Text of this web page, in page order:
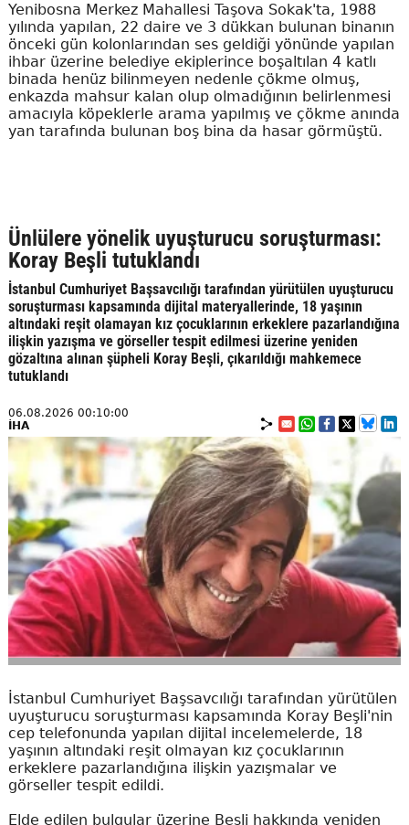
Yenibosna Merkez Mahallesi Taşova Sokak'ta, 1988
yılında yapılan, 22 daire ve 3 dükkan bulunan binanın
önceki gün kolonlarından ses geldiği yönünde yapılan
ihbar üzerine belediye ekiplerince boşaltılan 4 katlı
binada henüz bilinmeyen nedenle çökme olmuş,
enkazda mahsur kalan olup olmadığının belirlenmesi
amacıyla köpeklerle arama yapılmış ve çökme anında
yan tarafında bulunan boş bina da hasar görmüştü.
Ünlülere yönelik uyuşturucu soruşturması:
Koray Beşli tutuklandı
İstanbul Cumhuriyet Başsavcılığı tarafından yürütülen uyuşturucu
soruşturması kapsamında dijital materyallerinde, 18 yaşının
altındaki reşit olamayan kız çocuklarının erkeklere pazarlandığına
ilişkin yazışma ve görseller tespit edilmesi üzerine yeniden
gözaltına alınan şüpheli Koray Beşli, çıkarıldığı mahkemece
tutuklandı
06.08.2026 00:10:00
İHA
İstanbul Cumhuriyet Başsavcılığı tarafından yürütülen
uyuşturucu soruşturması kapsamında Koray Beşli'nin
cep telefonunda yapılan dijital incelemelerde, 18
yaşının altındaki reşit olmayan kız çocuklarının
erkeklere pazarlandığına ilişkin yazışmalar ve
görseller tespit edildi.
Elde edilen bulgular üzerine Beşli hakkında yeniden